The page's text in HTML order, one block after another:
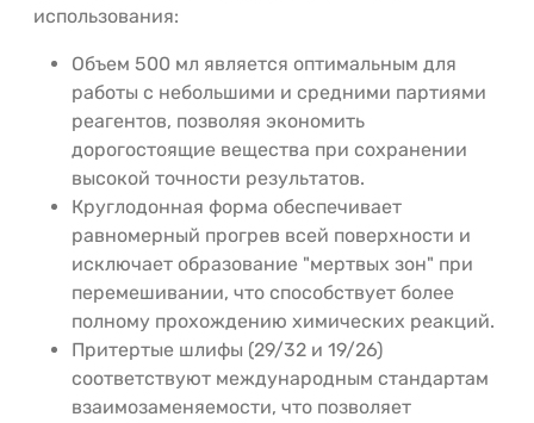
использования:
Объем 500 мл является оптимальным для
работы с небольшими и средними партиями
реагентов, позволяя экономить
дорогостоящие вещества при сохранении
высокой точности результатов.
Круглодонная форма обеспечивает
равномерный прогрев всей поверхности и
исключает образование "мертвых зон" при
перемешивании, что способствует более
полному прохождению химических реакций.
Притертые шлифы (29/32 и 19/26)
соответствуют международным стандартам
взаимозаменяемости, что позволяет